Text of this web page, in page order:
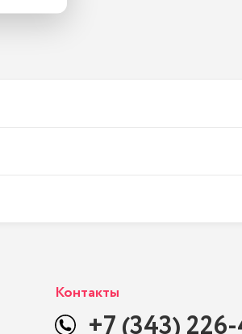
Контакты